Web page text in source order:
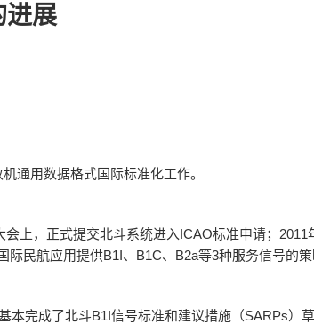
进展
通用数据格式国际标准化工作。
上，正式提交北斗系统进入ICAO标准申请；
民航应用提供B1I、B1C、B2a等3种服务信号的策
本完成了北斗B1I信号标准和建议措施（SARPs）